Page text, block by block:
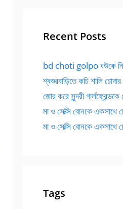
Recent Posts
bd choti golpo বউকে
শ্বশুরবাড়িতে কচি শালি চোদার
জোর করে সুন্দরী গার্লফ্রেন্ডকে
মা ও সেক্সি বোনকে একসাথে
মা ও সেক্সি বোনকে একসাথে
Tags